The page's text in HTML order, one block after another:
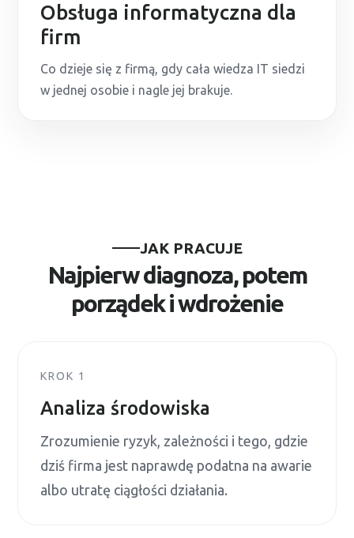
Obsługa informatyczna dla
firm
Co dzieje się z firmą, gdy cała wiedza IT siedzi
w jednej osobie i nagle jej brakuje.
JAK PRACUJE
Najpierw diagnoza, potem
porządek i wdrożenie
KROK 1
Analiza środowiska
Zrozumienie ryzyk, zależności i tego, gdzie
dziś firma jest naprawdę podatna na awarie
albo utratę ciągłości działania.